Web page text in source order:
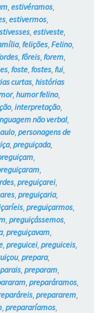
, estivéramos,
, estivermos,
, estiveste,
, felições, Felino,
, fôreis, forem,
, foste, fostes, fui,
curtas, histórias
, humor felino,
, interpretação,
não verbal,
, personagens de
, preguiçada,
,
,
, preguiçarei,
, preguiçaria,
, preguiçarmos,
, preguiçássemos,
, preguiçavam,
, preguicei, preguiceis,
, prepara,
, preparam,
, preparáramos,
, prepararem,
, prepararíamos,